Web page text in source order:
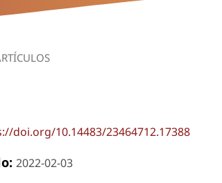
doi.org/10.14483/23464712.17388
2022-02-03